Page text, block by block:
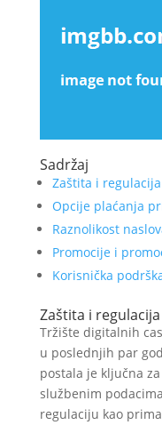
Sadržaj
Zaštita i
Opcije plaćanja
Raznolikost
Promocije i
Korisnička
Zaštita i
Tržište digitalnih
u poslednjih par
postala je ključna
službenim
regulaciju kao